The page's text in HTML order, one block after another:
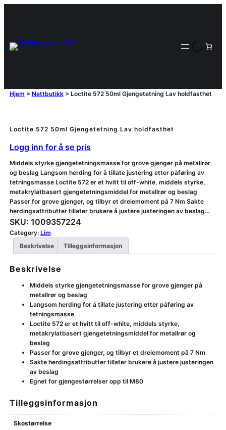
Hjem > Nettbutikk> Loctite 572 50ml Gjengetetning Lav holdfasthet
Loctite 572 50ml Gjengetetning Lav holdfasthet
Logg inn for å se pris
Middels styrke gjengetetningsmasse for grove gjenger på metallrør
og beslag Langsom herding for å tillate justering etter påføring av
tetningsmasse Loctite 572 er et hvitt til off-white, middels styrke,
metakrylatbasert gjengetetningsmiddel for metallrør og beslag
Passer for grove gjenger, og tilbyr et dreiemoment på 7 Nm Sakte
herdingsattributter tillater brukere å justere justeringen av beslag…
SKU: 1009357224
Category: Lim
Beskrivelse
Tilleggsinformasjon
Beskrivelse
Middels styrke gjengetetningsmasse for grove gjenger på
metallrør og beslag
Langsom herding for å tillate justering etter påføring av
tetningsmasse
Loctite 572 er et hvitt til off-white, middels styrke,
metakrylatbasert gjengetetningsmiddel for metallrør og
beslag
Passer for grove gjenger, og tilbyr et dreiemoment på 7 Nm
Sakte herdingsattributter tillater brukere å justere justeringen
av beslag
Egnet for gjengestørrelser opp til M80
Tilleggsinformasjon
Skostørrelse